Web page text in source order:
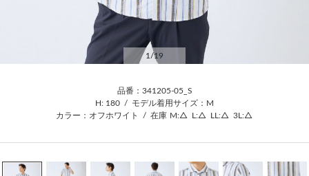
1 /19
品番：341205-05_S
H: 180 / モデル着用サイズ：M
カラー：オフホワイト
/ 在庫 M:△ L:△ LL:△ 3L:△